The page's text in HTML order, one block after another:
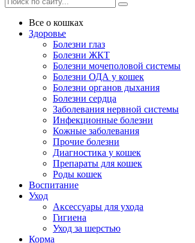
Все о кошках
Здоровье
Болезни глаз
Болезни ЖКТ
Болезни мочеполовой системы
Болезни ОДА у кошек
Болезни органов дыхания
Болезни сердца
Заболевания нервной системы
Инфекционные болезни
Кожные заболевания
Прочие болезни
Диагностика у кошек
Препараты для кошек
Роды кошек
Воспитание
Уход
Аксессуары для ухода
Гигиена
Уход за шерстью
Корма